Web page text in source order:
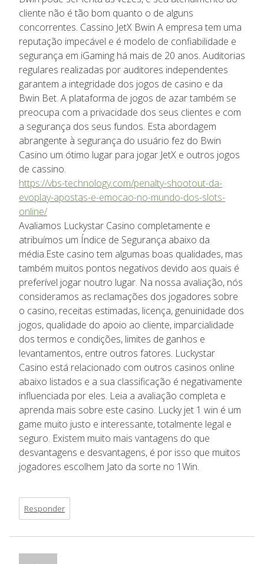
cliente não é tão bom quanto o de alguns
concorrentes. Cassino JetX Bwin A empresa tem uma
reputação impecável e é modelo de confiabilidade e
segurança em iGaming há mais de 20 anos. Auditorias
regulares realizadas por auditores independentes
garantem a integridade dos jogos de casino e da
Bwin Bet. A plataforma de jogos de azar também se
preocupa com a privacidade dos seus clientes e com
a segurança dos seus fundos. Esta abordagem
abrangente à segurança do usuário fez do Bwin
Casino um ótimo lugar para jogar JetX e outros jogos
de cassino.
https://vbs-technology.com/penalty-shootout-da-
evoplay-apostas-e-emocao-no-mundo-dos-slots-
online/
Avaliamos Luckystar Casino completamente e
atribuímos um Índice de Segurança abaixo da
média.Este casino tem algumas boas qualidades, mas
também muitos pontos negativos devido aos quais é
preferível jogar noutro lugar. Na nossa avaliação, nós
consideramos as reclamações dos jogadores sobre
o casino, receitas estimadas, licença, genuinidade dos
jogos, qualidade do apoio ao cliente, imparcialidade
dos termos e condições, limites de ganhos e
levantamentos, entre outros fatores. Luckystar
Casino está relacionado com outros casinos online
abaixo listados e a sua classificação é negativamente
influenciada por eles. Leia a avaliação completa e
aprenda mais sobre este casino. Lucky jet 1 win é um
game muito justo e interessante, totalmente legal e
seguro. Existem muito mais vantagens do que
desvantagens e desvantagens, é por isso que muitos
jogadores escolhem Jato da sorte no 1Win.
Responder